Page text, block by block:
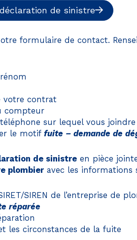
aussi !
de sinistre
formulaire de contact.
votre contrat
compteur
sur lequel vous
le motif fuite – demande de
de sinistre en pièce
plombier avec les informations
SIREN de l’entreprise de
réparée
les circonstances de la fuite